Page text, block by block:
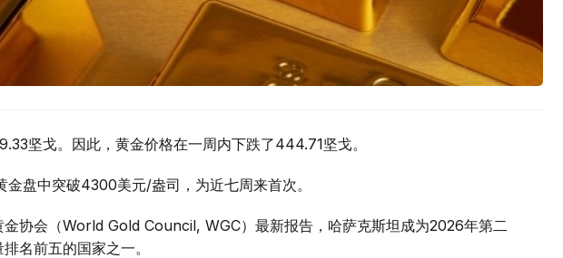
坚戈。因此，黄金价格在一周内下跌了444.71坚戈。
盘中突破4300美元/盎司，为近七周来首次。
金协会（World Gold Council, WGC）最新报告，哈萨克斯坦成为2026年第二
名前五的国家之一。